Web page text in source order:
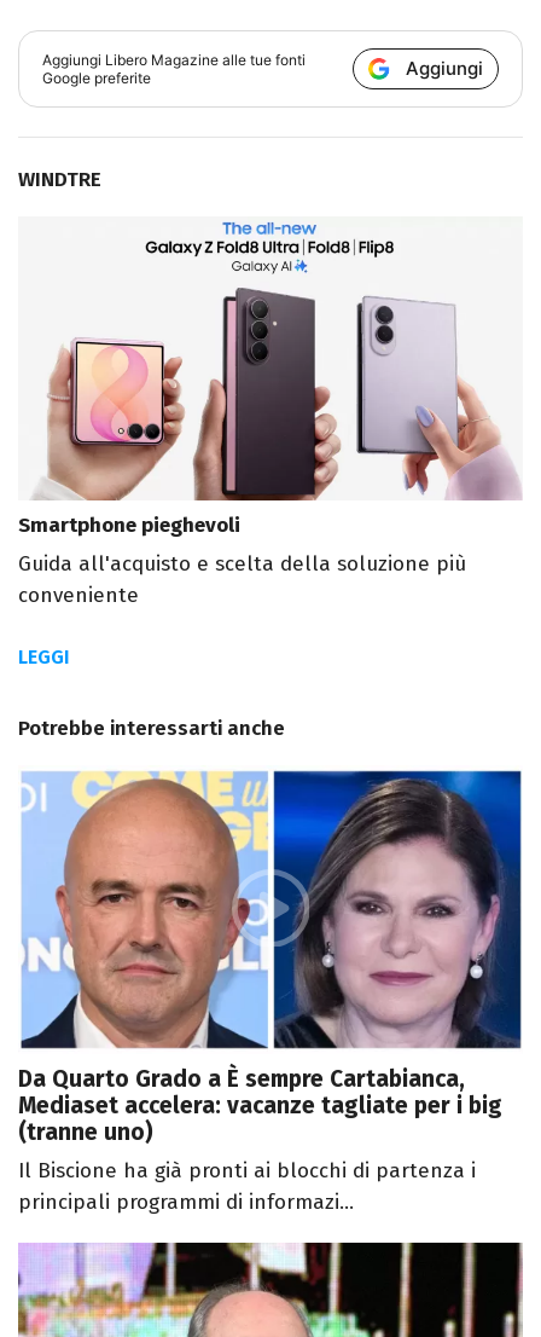
Aggiungi Libero Magazine alle tue fonti
Google preferite
Aggiungi
WINDTRE
Smartphone pieghevoli
Guida all'acquisto e scelta della soluzione più
conveniente
LEGGI
Potrebbe interessarti anche
Da Quarto Grado a È sempre Cartabianca,
Mediaset accelera: vacanze tagliate per i big
(tranne uno)
Il Biscione ha già pronti ai blocchi di partenza i
principali programmi di informazi...